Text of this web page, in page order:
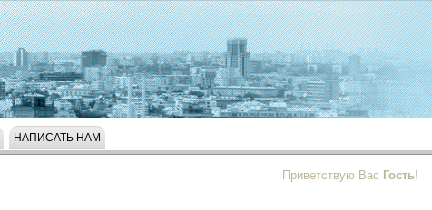
НАПИСАТЬ НАМ
Приветствую Вас Гость!